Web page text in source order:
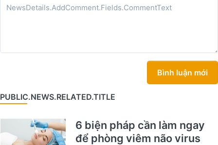
Bình luận mới
PUBLIC.NEWS.RELATED.TITLE
6 biện pháp cần làm ngay
để phòng viêm não virus